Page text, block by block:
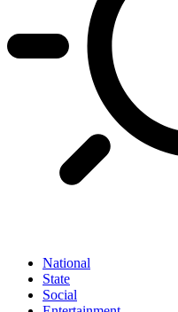
National
State
Social